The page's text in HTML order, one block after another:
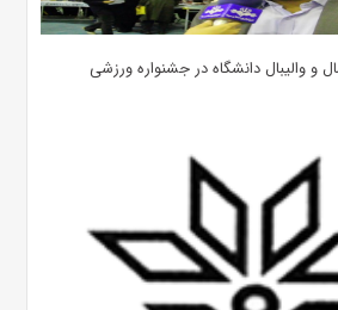
و والیبال دانشگاه در جشنواره ورزشی